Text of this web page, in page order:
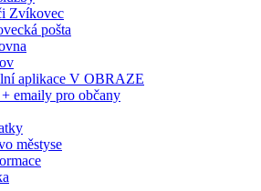
Zvíkovec
pošta
aplikace V OBRAZE
emaily pro občany
městyse